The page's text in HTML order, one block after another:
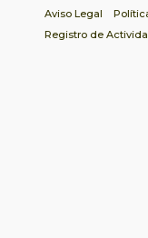
Aviso Legal
Registro de